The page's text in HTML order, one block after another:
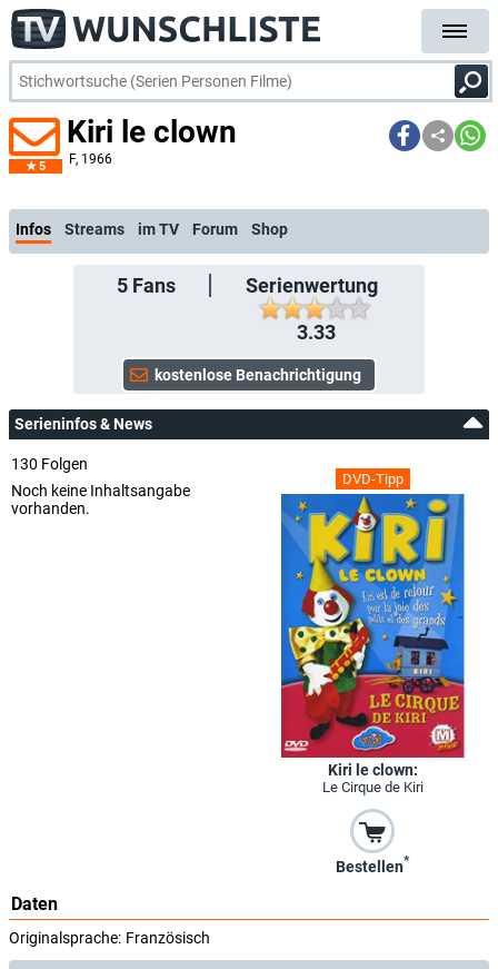
5
Kiri le clown
F, 1966
kost
Infos Streams im TV Forum Shop
5Fans
Serienwertung
3.33
Serieninfos & News
DVD-Tipp
Kiri le clown:
Le Cirque de Kiri
Bestellen*
130 Folgen
Noch keine Inhaltsangabe
vorhanden.
Daten
Originalsprache: Französisch